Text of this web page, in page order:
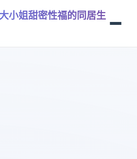
小姐甜密性福的同居生